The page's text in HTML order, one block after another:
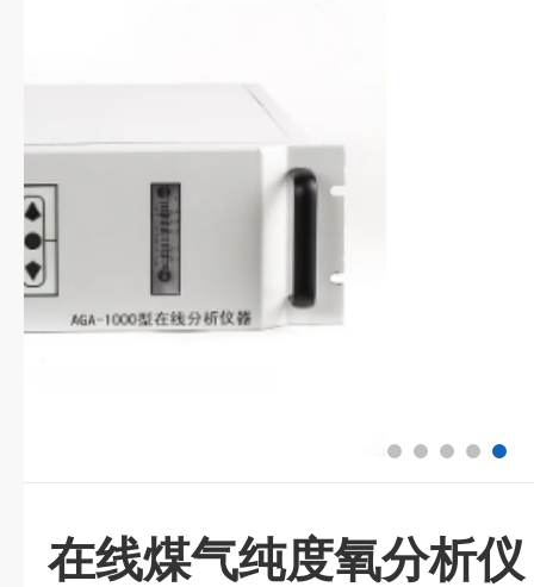
在线煤气纯度氧分析仪